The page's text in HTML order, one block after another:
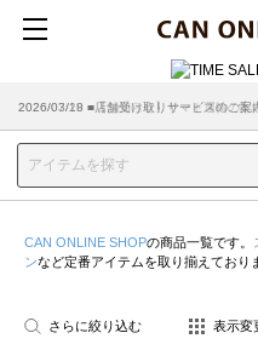
2026/07/29 ■【お知らせ】ヤマト運輸の配
2026/03/18 ■店舗受け取りサービスのご案
CAN ONLINE SHOPの商品一覧です。
ンなど定番アイテムを取り揃えており
さらに絞り込む 表示変